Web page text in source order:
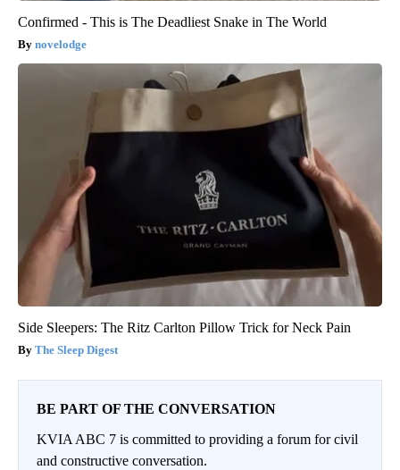
Confirmed - This is The Deadliest Snake in The World
novelodge
Side Sleepers: The Ritz Carlton Pillow Trick for Neck Pain
The Sleep Digest
BE PART OF THE CONVERSATION
KVIA ABC 7 is committed to providing a forum for civil
and constructive conversation.